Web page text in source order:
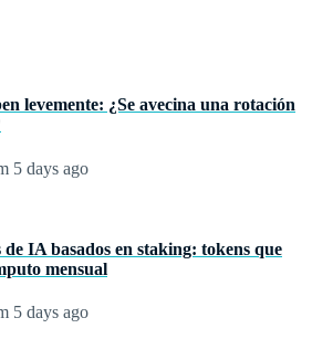
levemente: ¿Se avecina una rotación
5 days ago
IA basados en staking: tokens que
mensual
5 days ago